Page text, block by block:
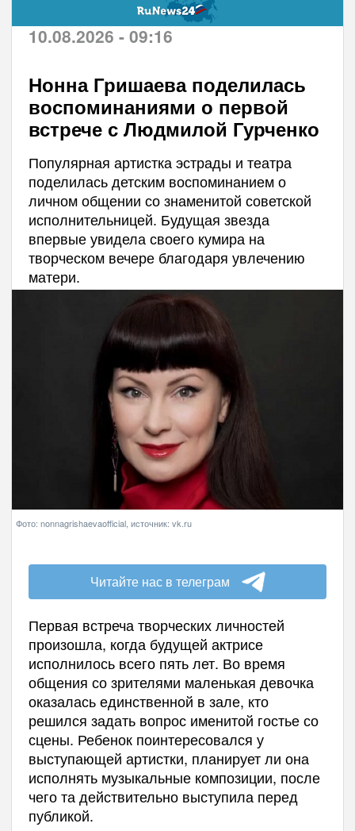
10.08.2026 - 09:16
Нонна Гришаева поделилась
воспоминаниями о первой
встрече с Людмилой Гурченко
Популярная артистка эстрады и театра
поделилась детским воспоминанием о
личном общении со знаменитой советской
исполнительницей. Будущая звезда
впервые увидела своего кумира на
творческом вечере благодаря увлечению
матери.
Фото: nonnagrishaevaofficial, источник: vk.ru
Читайте нас в телеграм
Первая встреча творческих личностей
произошла, когда будущей актрисе
исполнилось всего пять лет. Во время
общения со зрителями маленькая девочка
оказалась единственной в зале, кто
решился задать вопрос именитой гостье со
сцены. Ребенок поинтересовался у
выступающей артистки, планирует ли она
исполнять музыкальные композиции, после
чего та действительно выступила перед
публикой.